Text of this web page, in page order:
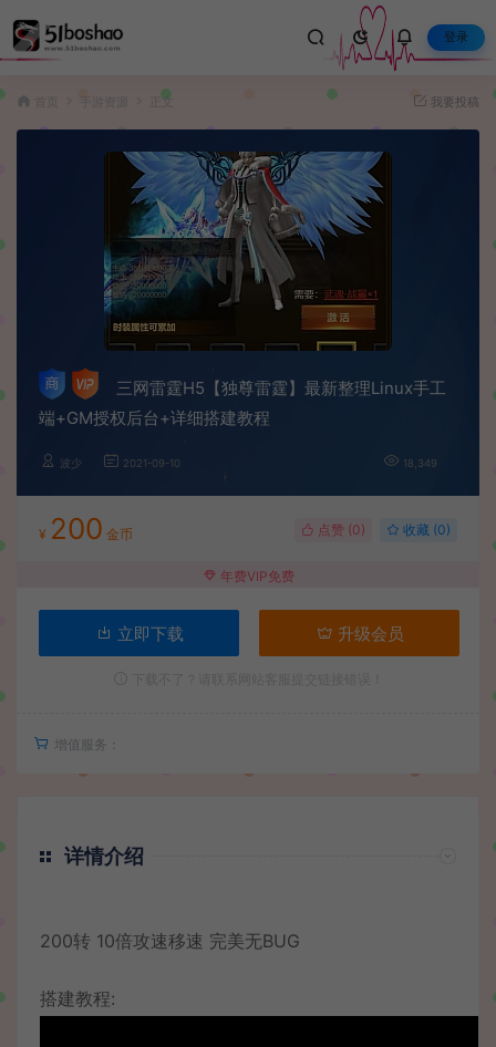
登录
手游资源 正文 我要投稿
三网雷霆H5【独尊雷霆】最新整理Linux手工
端+GM授权后台+详细搭建教程
波少 2021-09-10 18,349
¥ 200 金币 点赞 (0) 收藏 (0)
年费VIP免费
立即下载 升级会员
增值服务：
详情介绍
200转 10倍攻速移速 完美无BUG
搭建教程: